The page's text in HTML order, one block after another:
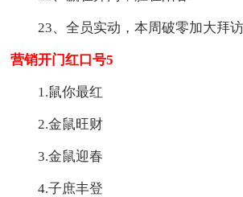
23、全员实动，本周破零加大拜
营销开门红口号5
1.鼠你最红
2.金鼠旺财
3.金鼠迎春
4.子庶丰登